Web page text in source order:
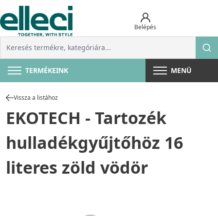
Belépés
TERMÉKEINK MENÜ
Vissza a listához
EKOTECH - Tartozék
hulladékgyűjtőhöz 16
literes zöld vödör